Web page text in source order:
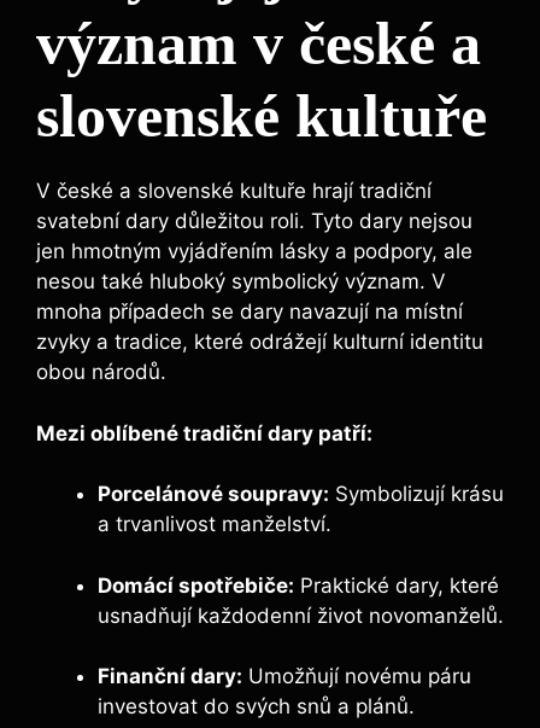
význam v české a
slovenské kultuře
V české a slovenské kultuře hrají tradiční
svatební dary důležitou roli. Tyto dary nejsou
jen hmotným vyjádřením lásky a podpory, ale
nesou také hluboký symbolický význam. V
mnoha případech se dary navazují na místní
zvyky a tradice, které odrážejí kulturní identitu
obou národů.
Mezi oblíbené tradiční dary patří:
Porcelánové soupravy: Symbolizují krásu
a trvanlivost manželství.
Domácí spotřebiče: Praktické dary, které
usnadňují každodenní život novomanželů.
Finanční dary: Umožňují novému páru
investovat do svých snů a plánů.